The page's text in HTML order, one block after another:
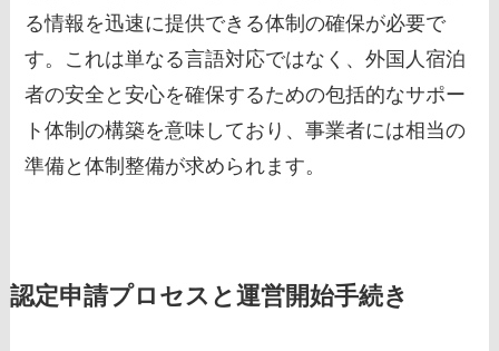
る情報を迅速に提供できる体制の確保が必要で
す。これは単なる言語対応ではなく、外国人宿泊
者の安全と安心を確保するための包括的なサポー
ト体制の構築を意味しており、事業者には相当の
準備と体制整備が求められます。
認定申請プロセスと運営開始手続き